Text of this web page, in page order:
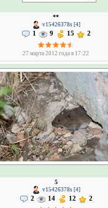
**
v15426378s [4]
1 9 15 2
27 марта 2012 года в 17:22
5
v15426378s [4]
2 14 12 2